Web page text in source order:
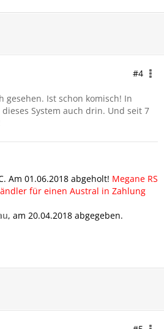
#4
gesehen. Ist schon komisch! In
System auch drin. Und seit 7
Am 01.06.2018 abgeholt! Megane RS
für einen Austral in Zahlung
, am 20.04.2018 abgegeben.